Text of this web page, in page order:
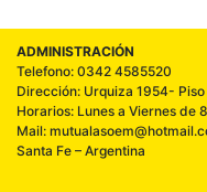
ADMINISTRACIÓN
Telefono: 0342 4585520
Dirección: Urquiza 1954- Piso
Horarios: Lunes a Viernes de
Mail:
Santa Fe – Argentina